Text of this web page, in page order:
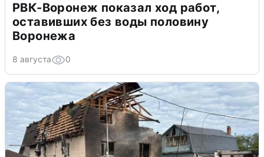
РВК-Воронеж показал ход работ,
оставивших без воды половину
Воронежа
8 августа 0